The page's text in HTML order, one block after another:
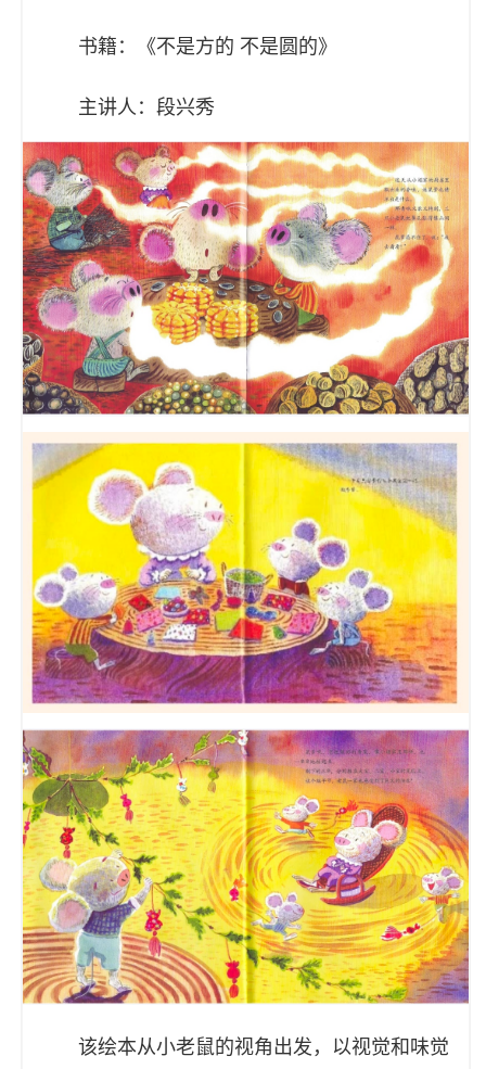
书籍：《不是方的 不是圆的》
主讲人：段兴秀
该绘本从小老鼠的视角出发，以视觉和味觉